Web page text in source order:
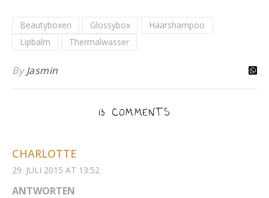
Beautyboxen Glossybox
Haarshampoo
Lipbalm
Thermalwasser
ByJasmin
13 COMMENTS
CHARLOTTE
29. JULI 2015 AT 13:52
ANTWORTEN